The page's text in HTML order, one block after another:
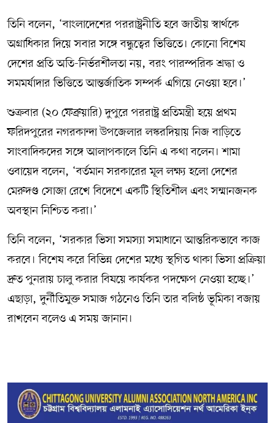
তিনি বলেন, ‘বাংলাদেশের পররাষ্ট্রনীতি হবে জাতীয় স্বার্থকে
অগ্রাধিকার দিয়ে সবার সঙ্গে বন্ধুত্বের ভিত্তিতে। কোনো বিশেষ
দেশের প্রতি অতি-নির্ভরশীলতা নয়, বরং পারস্পরিক শ্রদ্ধা ও
সমমর্যাদার ভিত্তিতে আন্তর্জাতিক সম্পর্ক এগিয়ে নেওয়া হবে।’
শুক্রবার (২০ ফেব্রুয়ারি) দুপুরে পররাষ্ট্র প্রতিমন্ত্রী হয়ে প্রথম
ফরিদপুরের নগরকান্দা উপজেলার লস্করদিয়ায় নিজ বাড়িতে
সাংবাদিকদের সঙ্গে আলাপকালে তিনি এ কথা বলেন। শামা
ওবায়েদ বলেন, ‘বর্তমান সরকারের মূল লক্ষ্য হলো দেশের
মেরুদণ্ড সোজা রেখে বিদেশে একটি স্থিতিশীল এবং সম্মানজনক
অবস্থান নিশ্চিত করা।’
তিনি বলেন, ‘সরকার ভিসা সমস্যা সমাধানে আন্তরিকভাবে কাজ
করবে। বিশেষ করে বিভিন্ন দেশের মধ্যে স্থগিত থাকা ভিসা প্রক্রিয়া
দ্রুত পুনরায় চালু করার বিষয়ে কার্যকর পদক্ষেপ নেওয়া হচ্ছে।’
এছাড়া, দুর্নীতিমুক্ত সমাজ গঠনেও তিনি তার বলিষ্ঠ ভূমিকা বজায়
রাখবেন বলেও এ সময় জানান।